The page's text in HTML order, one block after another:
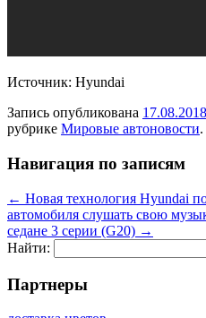
Источник: Hyundai
Запись опубликована 17.08.2018
рубрике Мировые автоновости.
Навигация по записям
← Новая технология Hyundai
автомобиля слушать свою
седане 3 серии (G20) →
Найти:
Партнеры